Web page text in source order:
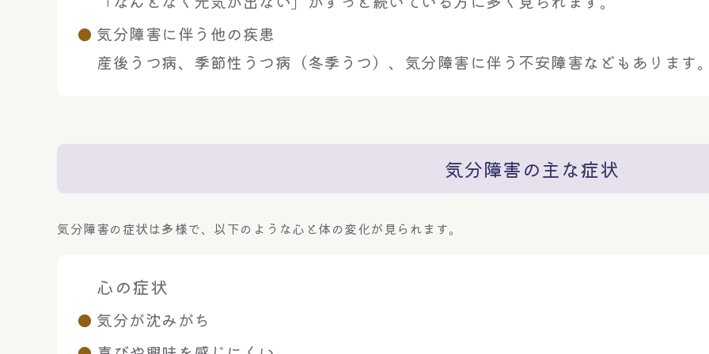
気分障害に伴う他の疾患
産後うつ病、季節性うつ病（冬季うつ）、気分障害に伴う不安障害などもあります
気分障害の主な症状
気分障害の症状は多様で、以下のような心と体の変化が見られます。
心の症状
気分が沈みがち